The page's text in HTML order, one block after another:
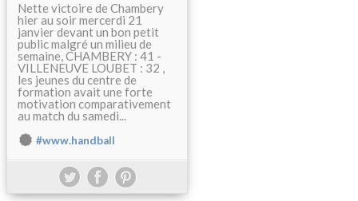
Nette victoire de Chambery
hier au soir mercerdi 21
janvier devant un bon petit
public malgré un milieu de
semaine, CHAMBERY : 41 -
VILLENEUVE LOUBET : 32 ,
les jeunes du centre de
formation avait une forte
motivation comparativement
au match du samedi...
#www.handball